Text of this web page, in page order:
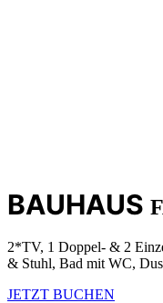
BAUHAUS
2*TV, 1 Doppel- & 2
& Stuhl, Bad mit WC,
JETZT BUCHEN